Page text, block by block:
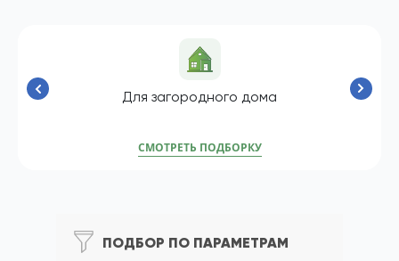
Для загородного дома
СМОТРЕТЬ ПОДБОРКУ
ПОДБОР ПО ПАРАМЕТРАМ